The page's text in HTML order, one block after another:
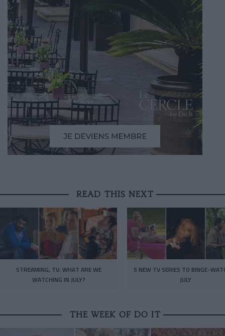
READ THIS NEXT
STREAMING, TV: WHAT ARE WE
WATCHING IN JULY?
5 NEW TV SERIES TO BINGE-
JULY
THE WEEK OF DO IT